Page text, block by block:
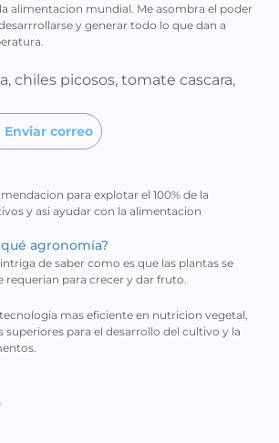
alimentacion mundial. Me asombra el poder
y generar todo lo que dan a
chiles picosos, tomate cascara,
Enviar correo
para explotar el 100% de la
y asi ayudar con la alimentacion
agronomía?
de saber como es que las plantas se
requerian para crecer y dar fruto.
mas eficiente en nutricion vegetal,
superiores para el desarrollo del cultivo y la